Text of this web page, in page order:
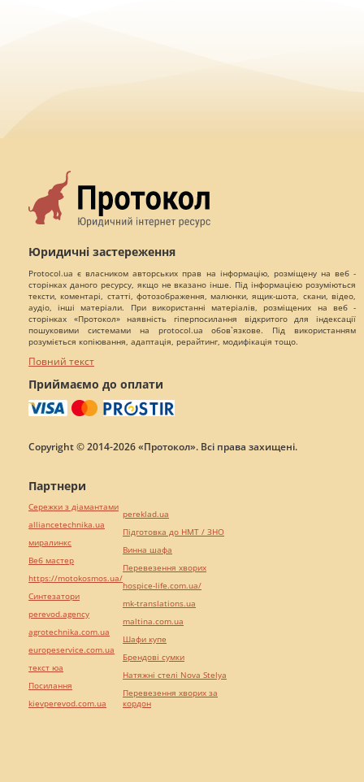
Юридичні застереження
Protocol.ua є власником авторських прав на інформацію, розміщену на веб -
сторінках даного ресурсу, якщо не вказано інше. Під інформацією розуміються
тексти, коментарі, статті, фотозображення, малюнки, ящик-шота, скани, відео,
аудіо, інші матеріали. При використанні матеріалів, розміщених на веб -
сторінках «Протокол» наявність гіперпосилання відкритого для індексації
пошуковими системами на protocol.ua обов`язкове. Під використанням
розуміється копіювання, адаптація, рерайтинг, модифікація тощо.
Повний текст
Приймаємо до оплати
Copyright © 2014-2026 «Протокол». Всі права захищені.
Партнери
Сережки з діамантами
alliancetechnika.ua
миралинкс
Веб мастер
https://motokosmos.ua/
Синтезатори
perevod.agency
agrotechnika.com.ua
europeservice.com.ua
текст юа
Посилання
kievperevod.com.ua
pereklad.ua
Підготовка до НМТ / ЗНО
Винна шафа
Перевезення хворих
hospice-life.com.ua/
mk-translations.ua
maltina.com.ua
Шафи купе
Брендові сумки
Натяжні стелі Nova Stelya
Перевезення хворих за
кордон